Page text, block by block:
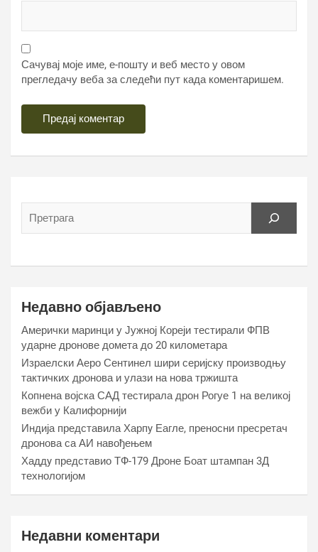
Сачувај моје име, е-пошту и веб место у овом
прегледачу веба за следећи пут када коментаришем.
Недавно објављено
Амерички маринци у Јужној Кореји тестирали ФПВ
ударне дронове домета до 20 километара
Израелски Аеро Сентинел шири серијску производњу
тактичких дронова и улази на нова тржишта
Копнена војска САД тестирала дрон Рогуе 1 на великој
вежби у Калифорнији
Индија представила Харпy Еагле, преносни пресретач
дронова са АИ навођењем
Хаддy представио ТФ-179 Дроне Боат штампан 3Д
технологијом
Недавни коментари